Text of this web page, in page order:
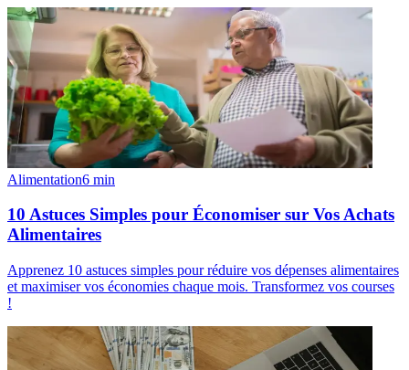
Alimentation6 min
10 Astuces Simples pour Économiser sur Vos Achats
Alimentaires
Apprenez 10 astuces simples pour réduire vos dépenses alimentaires
et maximiser vos économies chaque mois. Transformez vos courses
!